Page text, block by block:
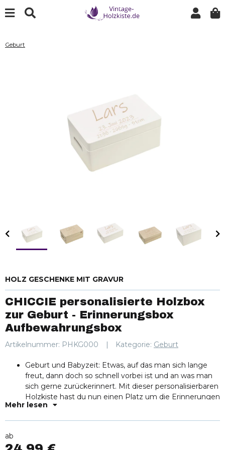
Geburt
HOLZ GESCHENKE MIT GRAVUR
CHICCIE personalisierte Holzbox
zur Geburt - Erinnerungsbox
Aufbewahrungsbox
Artikelnummer: PHKG000 Kategorie: Geburt
Geburt und Babyzeit: Etwas, auf das man sich lange
freut, dann doch so schnell vorbei ist und an was man
sich gerne zurückerinnert. Mit dieser personalisierbaren
Holzkiste hast du nun einen Platz um die Erinnerungen
zu lagern.
Mehr lesen
ab